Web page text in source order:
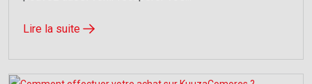
Lire la suite